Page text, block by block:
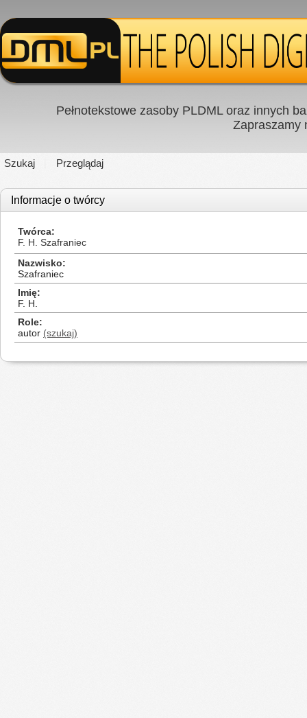
Pełnotekstowe zasoby PLDML oraz innych
Zapraszamy
Szukaj Przeglądaj
Informacje o twórcy
Twórca
F. H. Szafraniec
Nazwisko
Szafraniec
Imię
F. H.
Role
autor (szukaj)